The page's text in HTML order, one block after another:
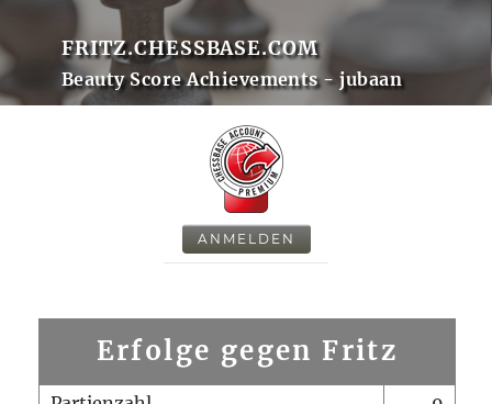
FRITZ.CHESSBASE.COM
Beauty Score Achievements - jubaan
ANMELDEN
Erfolge gegen Fritz